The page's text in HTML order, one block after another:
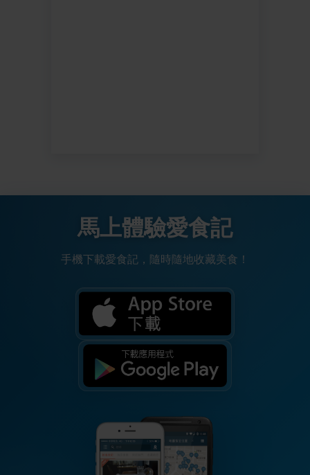
馬上體驗愛食記
手機下載愛食記，隨時隨地收藏美食！